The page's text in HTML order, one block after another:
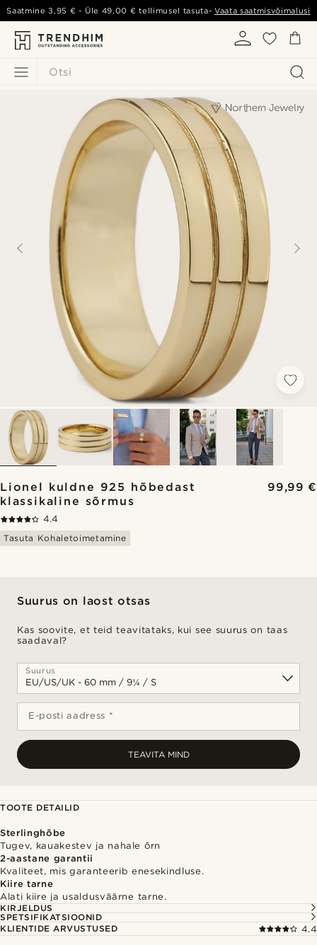
Otsi
Saatmine3,95 € - Üle 49,00 € tellimusel tasuta-Vaata saatmisvõimalusi
Lionel kuldne 925 hõbedast
klassikaline sõrmus
99,99 €
4.4
Tasuta Kohaletoimetamine
Suurus on laost otsas
Kas soovite, et teid teavitataks, kui see suurus on taas
saadaval?
Suurus
E-posti aadress *
TEAVITA MIND
TOOTE DETAILID
Sterlinghõbe
Tugev, kauakestev ja nahale õrn
2-aastane garantii
Kvaliteet, mis garanteerib enesekindluse.
Kiire tarne
Alati kiire ja usaldusväärne tarne.
KIRJELDUS
SPETSIFIKATSIOONID
KLIENTIDE ARVUSTUSED
4.4